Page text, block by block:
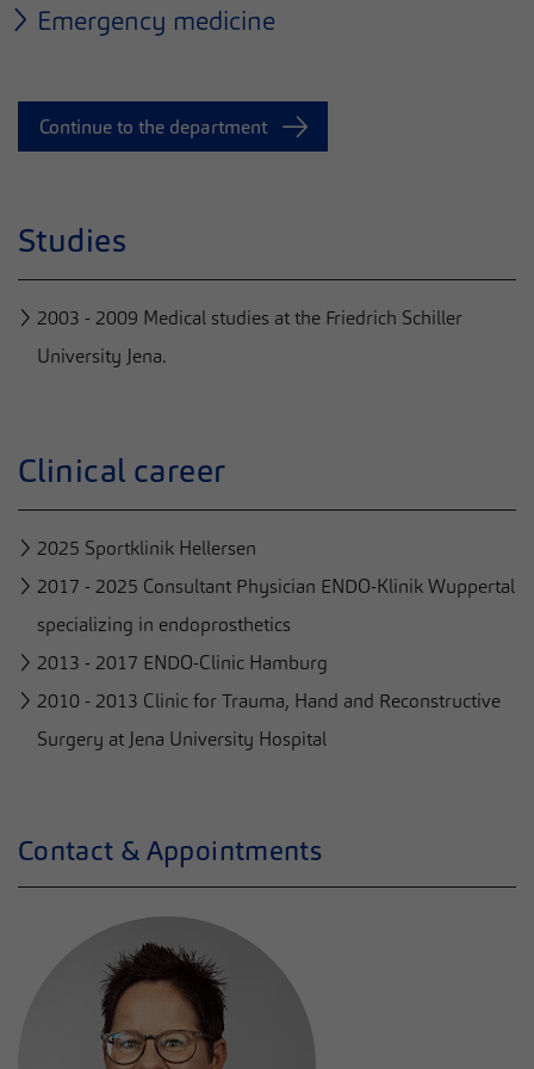
Emergency medicine
Continue to the department
Studies
2003 - 2009 Medical studies at the Friedrich Schiller
University Jena.
Clinical career
2025 Sportklinik Hellersen
2017 - 2025 Consultant Physician ENDO-Klinik Wuppertal
specializing in endoprosthetics
2013 - 2017 ENDO-Clinic Hamburg
2010 - 2013 Clinic for Trauma, Hand and Reconstructive
Surgery at Jena University Hospital
Contact & Appointments